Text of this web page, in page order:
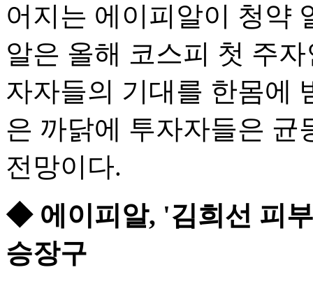
어지는 에이피알이 청약
알은 올해 코스피 첫 주
자자들의 기대를 한몸에
은 까닭에 투자자들은 균
전망이다.
◆ 에이피알, '김희선 피
승장구